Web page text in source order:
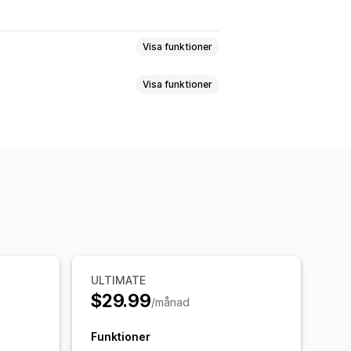
Visa funktioner
Visa funktioner
ULTIMATE
$29.99/månad
Funktioner